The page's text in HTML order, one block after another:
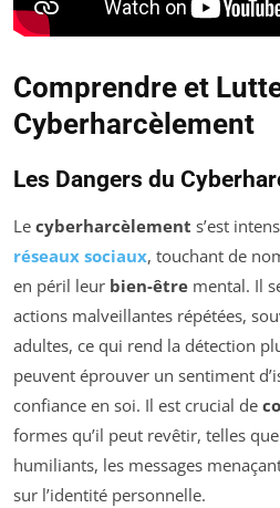
Comprendre et
Cyberharcèlement
Les Dangers du
Le cyberharcèlement s’est
réseaux sociaux, touchant de
en péril leur bien-être mental. Il
actions malveillantes répétées,
adultes, ce qui rend la détection
peuvent éprouver un sentiment
confiance en soi. Il est crucial de
formes qu’il peut revêtir, telles
humiliants, les messages
sur l’identité personnelle.